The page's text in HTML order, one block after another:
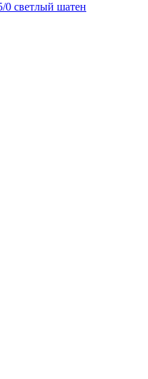
0 светлый шатен